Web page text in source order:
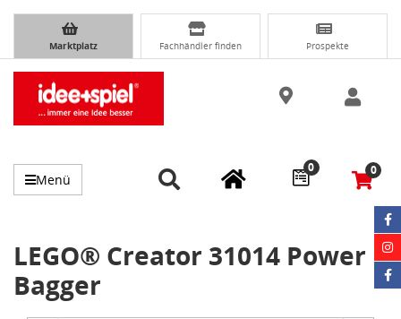
Marktplatz Fachhändler finden Prospekte
Menü
0 0
LEGO® Creator 31014 Power
Bagger